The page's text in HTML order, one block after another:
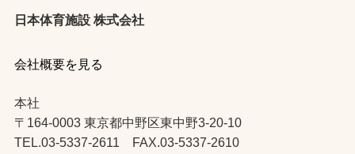
日本体育施設 株式会社
会社概要を見る
本社
〒164-0003 東京都中野区東中野3-20-10
TEL.03-5337-2611 FAX.03-5337-2610